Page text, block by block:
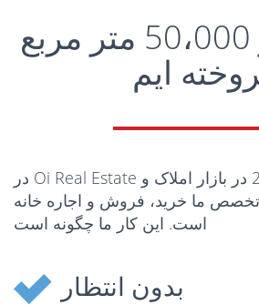
ما بیش از 50،000 متر مربع
ایم
در Oi Real Estate ما از سال 2008 در بازار املاک و
تخصص ما خرید، فروش و اجاره خانه
است. این کار ما چگونه است
بدون انتظار